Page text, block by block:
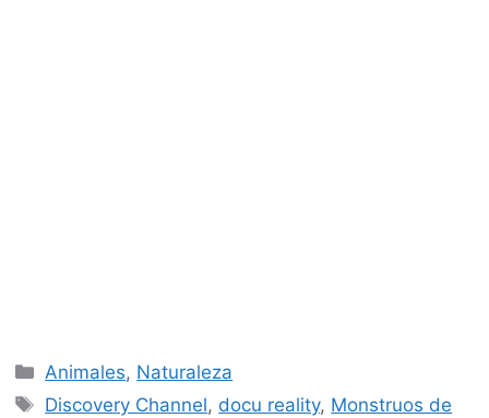
Categorías
Animales, Naturaleza
Etiquetas
Discovery Channel, docu reality, Monstruos de